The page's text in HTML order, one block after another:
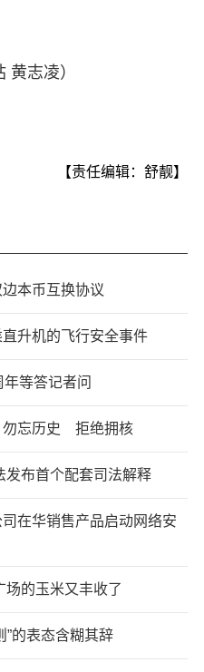
黄志凌）
【责任编辑：舒靓】
本币互换协议
升机的飞行安全事件
等答记者问
勿忘历史 拒绝拥核
发布首个配套司法解释
在华销售产品启动网络安
场的玉米又丰收了
”的表态含糊其辞